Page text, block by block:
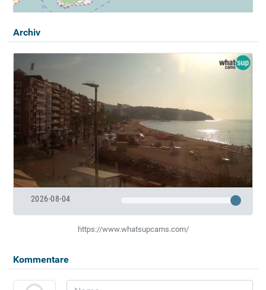
Archiv
2026-08-04
https://www.whatsupcams.com/
Kommentare